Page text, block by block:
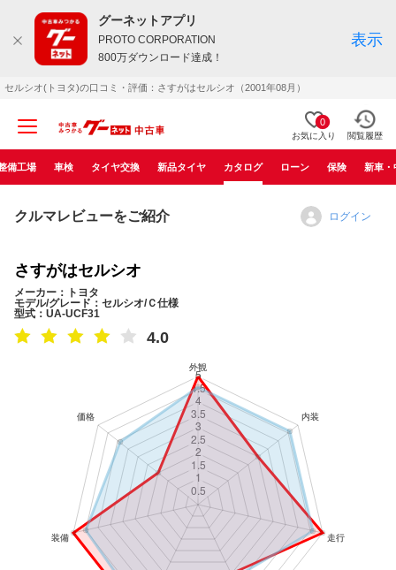
グーネットアプリ
PROTO CORPORATION
800万ダウンロード達成！
表示
セルシオ(トヨタ)の口コミ・評価：さすがはセルシオ（2001年08月）
0
お気に入り 閲覧履歴
備工場 車検 タイヤ交換 新品タイヤ カタログ ローン 保険 新車・
クルマレビューをご紹介 ログイン
さすがはセルシオ
メーカー：トヨタ
モデル/グレード：セルシオ/Ｃ仕様
型式：UA-UCF31
4.0